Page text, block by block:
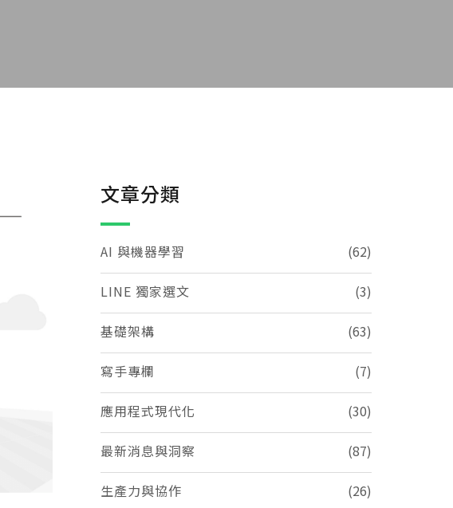
文章分類
AI 與機器學習 (62)
LINE 獨家選文 (3)
基礎架構 (63)
寫手專欄 (7)
應用程式現代化 (30)
最新消息與洞察 (87)
生產力與協作 (26)